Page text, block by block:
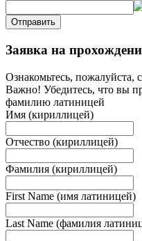
Отправить
Заявка на
Ознакомьтесь, пожалуйста,
Важно! Убедитесь, что вы
фамилию латиницей
Имя (кириллицей)
Отчество (кириллицей)
Фамилия (кириллицей)
First Name (имя латиницей)
Last Name (фамилия